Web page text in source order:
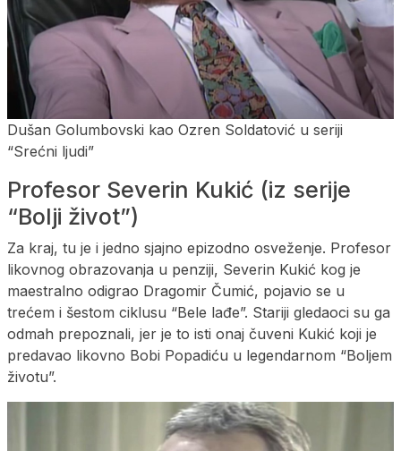
Dušan Golumbovski kao Ozren Soldatović u seriji
“Srećni ljudi”
Profesor Severin Kukić (iz serije
“Bolji život”)
Za kraj, tu je i jedno sjajno epizodno osveženje. Profesor
likovnog obrazovanja u penziji, Severin Kukić kog je
maestralno odigrao Dragomir Čumić, pojavio se u
trećem i šestom ciklusu “Bele lađe”. Stariji gledaoci su ga
odmah prepoznali, jer je to isti onaj čuveni Kukić koji je
predavao likovno Bobi Popadiću u legendarnom “Boljem
životu”.